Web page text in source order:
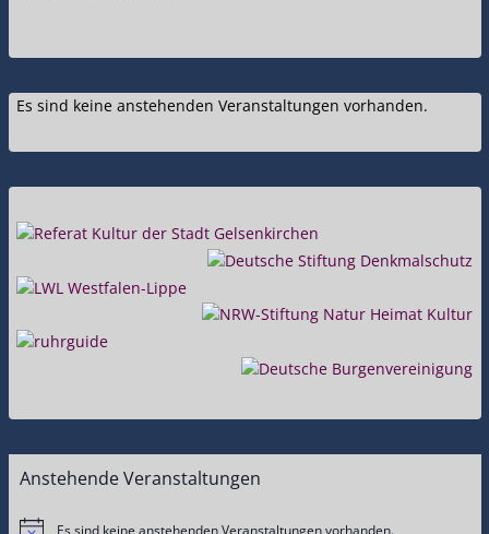
Es sind keine anstehenden Veranstaltungen vorhanden.
Anstehende Veranstaltungen
Es sind keine anstehenden Veranstaltungen vorhanden.